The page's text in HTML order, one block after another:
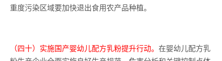
重度污染区域要加快退出食用农产品种植。
（四十）实施国产婴幼儿配方乳粉提升行动。 在婴幼儿配方乳